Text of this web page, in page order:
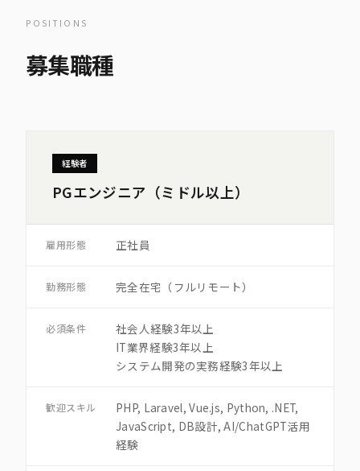
POSITIONS
募集職種
経験者
PGエンジニア（ミドル以上）
雇用形態 正社員
勤務形態 完全在宅（フルリモート）
必須条件
社会人経験3年以上
IT業界経験3年以上
システム開発の実務経験3年以上
歓迎スキル
PHP, Laravel, Vue.js, Python, .NET,
JavaScript, DB設計, AI/ChatGPT活用
経験